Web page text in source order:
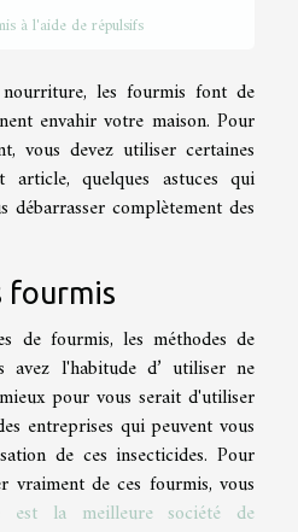
à l'aide de répulsifs
les fourmis font de
envahir votre maison. Pour
vous devez utiliser certaines
article, quelques astuces qui
débarrasser complètement des
fourmis
de fourmis, les méthodes de
avez l'habitude d’ utiliser ne
pour vous serait d'utiliser
entreprises qui peuvent vous
de ces insecticides. Pour
vraiment de ces fourmis, vous
est la meilleure société de